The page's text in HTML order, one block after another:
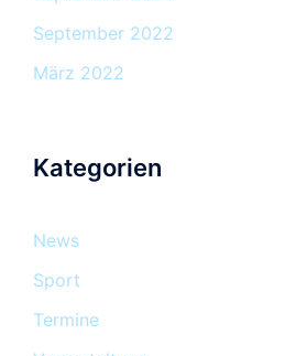
September 2022
März 2022
Kategorien
News
Sport
Termine